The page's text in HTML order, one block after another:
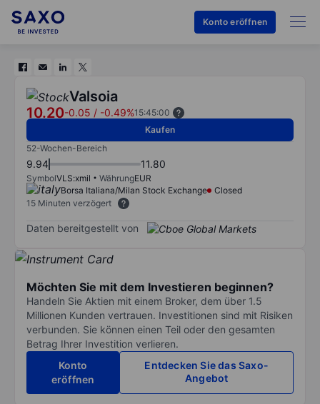
Konto eröffnen
Valsoia
10.20-0.05 / -0.49%15:45:00
Kaufen
52-Wochen-Bereich
9.94 11.80
SymbolVLS:xmil WährungEUR
Borsa Italiana/Milan Stock Exchange
Closed
15 Minuten verzögert
Daten bereitgestellt von
Möchten Sie mit dem Investieren beginnen?
Handeln Sie Aktien mit einem Broker, dem über 1.5
Millionen Kunden vertrauen. Investitionen sind mit Risiken
verbunden. Sie können einen Teil oder den gesamten
Betrag Ihrer Investition verlieren.
Konto
eröffnen
Entdecken Sie das Saxo-
Angebot